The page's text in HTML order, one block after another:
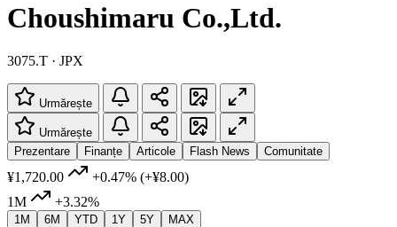
Choushimaru Co.,Ltd.
3075.T · JPX
Urmărește
Urmărește
Prezentare
Finanțe Articole Flash News Comunitate
¥1,720.00 +0.47% (+¥8.00)
1M
+3.32%
1M 6M YTD 1Y 5Y MAX